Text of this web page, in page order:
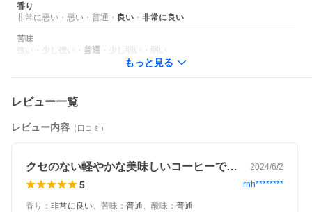
香り
非常に悪い ・ 悪い ・ 普通 ・ 良い ・ 非常に良い
苦味
強い ・ 少し強い ・ 普通 ・ 少し弱い ・ 弱い
もっと見る
レビュー一覧
レビュー内容 （口コミ）
クセのない軽やかな美味しいコーヒーです… 2024/6/2
5 rnh********
香り ： 非常に良い、 苦味 ： 普通、 酸味 ： 普通